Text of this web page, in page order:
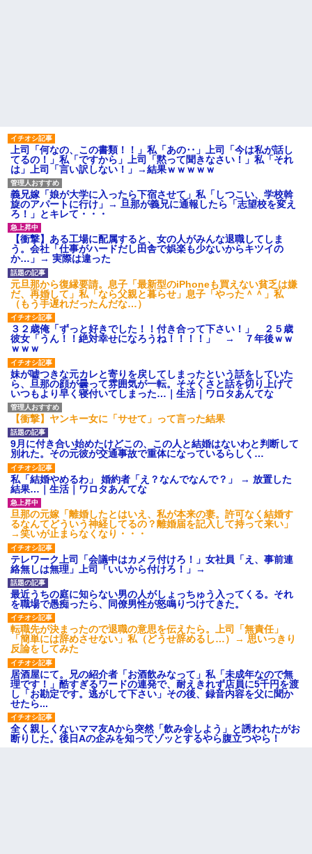
こに金庫があったから、開けて
みようとしただけ☆』義兄「泥
は出てけ！二度と来るな！」結
果・・・
私「初めて飲む味だけどなん
のお茶？」彼「ちっ！」私「」
【GIF】JSのカンチョーワロ
タ
後続車にクラクションを鳴ら
され彼氏が逆切れ。「何クラク
ション鳴らしてんだ！降りてこ
いよ！」と怒鳴りだし...
【衝撃】報酬100万円超の治験
募集がこちらｗｗｗｗｗ(※画像
あり)
【ネット騒然】惨殺されたタ
ワマン頂き女子のこの動画、す
げえええええｗｗｗｗｗｗｗｗ
ｗｗｗ
【愕然】白のクラウン俺氏、
高速道路左車線を制限速度で走
った結果wwwwwwwwwwww
百年の恋12-899 食べた量を
張り合ってくる
【悲報】佐藤輝明・・・２軍
でも盛大にやらかす←あまり悲
しませないでくれ
上司「何なの、この書類！！」私「あの‥」上司「今は私が話し
てるの！」私「ですから」上司「黙って聞きなさい！」私「それ
は」上司「言い訳しない！」→結果ｗｗｗｗｗ
義兄嫁「娘が大学に入ったら下宿させて」私「しつこい、学校斡
旋のアパートに行け」→ 旦那が義兄に通報したら「志望校を変え
ろ！」とキレて・・・
【衝撃】ある工場に配属すると、女の人がみんな退職してしま
う。会社「仕事がハードだし田舎で娯楽も少ないからキツイの
か…」→ 実際は違った
元旦那から復縁要請。息子「最新型のiPhoneも買えない貧乏は嫌
だ、再婚して」私「なら父親と暮らせ」息子「やった＾＾」私
（もう手遅れだったんだな…）
３２歳俺「ずっと好きでした！！付き合って下さい！」 ２５歳
彼女「うん！！絶対幸せになろうね！！！！」 → ７年後ｗｗ
ｗｗｗ
妹が嘘つきな元カレと寄りを戻してしまったという話をしていた
ら、旦那の顔が曇って雰囲気が一転。そそくさと話を切り上げて
いつもより早く寝付いてしまった…｜生活｜ワロタあんてな
【衝撃】ヤンキー女に「サせて」って言った結果
9月に付き合い始めたけどこの、この人と結婚はないわと判断して
別れた。その元彼が交通事故で重体になっているらしく…
私「結婚やめるわ」 婚約者「え？なんでなんで？」 → 放置した
結果…｜生活｜ワロタあんてな
旦那の元嫁「離婚したとはいえ、私が本来の妻。許可なく結婚す
るなんてどういう神経してるの？離婚届を記入して持って来い」
→笑いが止まらなくなり・・・
テレワーク上司「会議中はカメラ付けろ！」女社員「え、事前連
絡無しは無理」上司「いいから付けろ！」→
最近うちの庭に知らない男の人がしょっちゅう入ってくる。それ
を職場で愚痴ったら、同僚男性が怒鳴りつけてきた。
転職先が決まったので退職の意思を伝えたら。上司「無責任」
「簡単には辞めさせない」私（どうせ辞めるし…）→ 思いっきり
反論をしてみた
居酒屋にて。兄の紹介者「お酒飲みなって」私「未成年なので無
理です！」酷すぎるワードの連発で、耐えきれず店員に5千円を渡
し「お勘定です。逃がして下さい」その後、録音内容を父に聞か
せたら...
全く親しくないママ友Aから突然「飲み会しよう」と誘われたがお
断りした。後日Aの企みを知ってゾッとするやら腹立つやら！